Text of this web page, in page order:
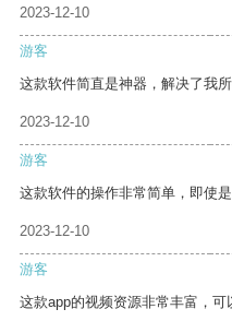
2023-12-10
游客
这款软件简直是神器，解决了我所
2023-12-10
游客
这款软件的操作非常简单，即使
2023-12-10
游客
这款app的视频资源非常丰富，可